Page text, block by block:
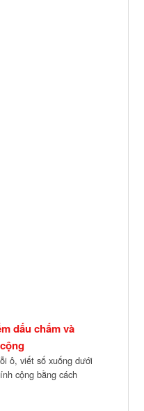
dấu chấm và
ô, viết số xuống dưới
cộng bằng cách